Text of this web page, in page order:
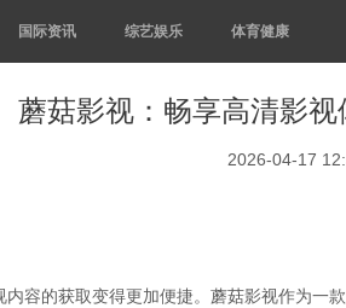
国际资讯 综艺娱乐 体育健康
蘑菇影视：畅享高清影
2026-04-17
容的获取变得更加便捷。蘑菇影视作为